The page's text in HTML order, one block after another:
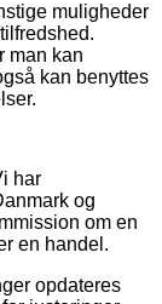
muligheder
man kan
kan benyttes
har
og
om en
en handel.
opdateres